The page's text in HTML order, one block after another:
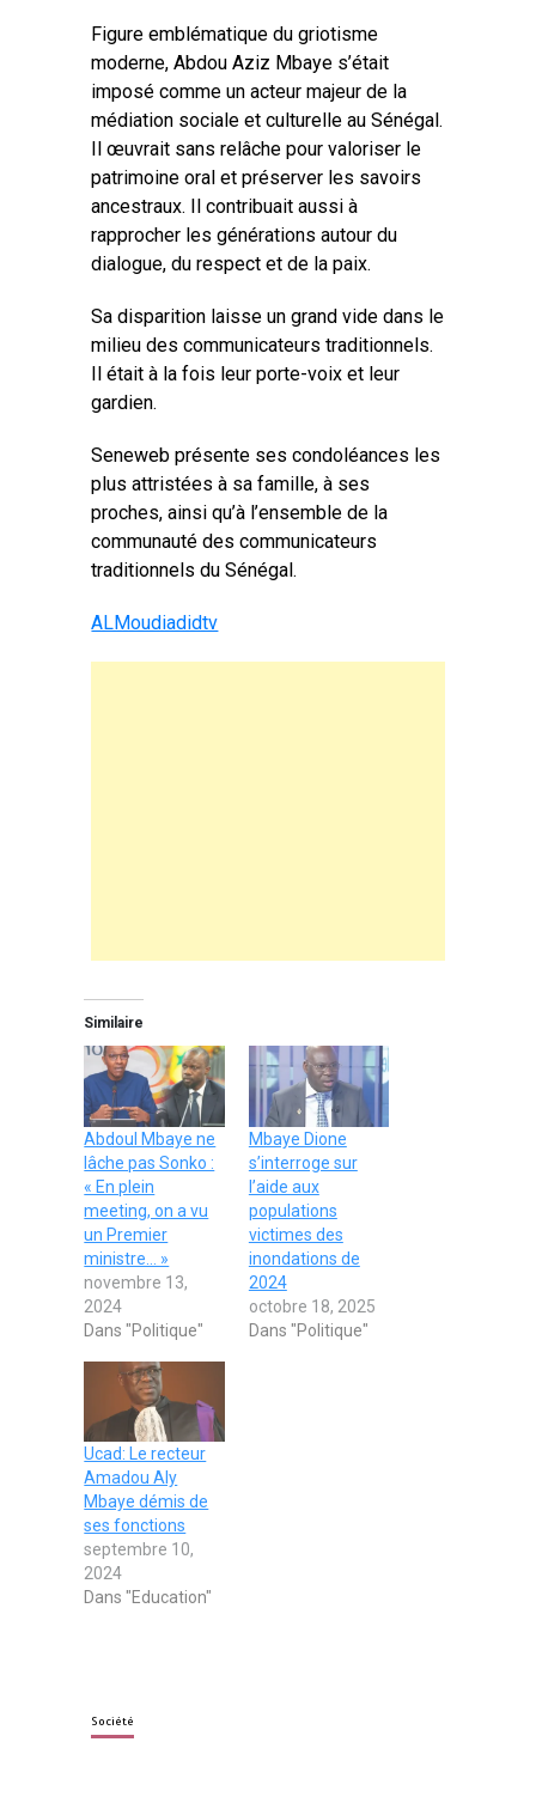
Figure emblématique du griotisme
moderne, Abdou Aziz Mbaye s’était
imposé comme un acteur majeur de la
médiation sociale et culturelle au Sénégal.
Il œuvrait sans relâche pour valoriser le
patrimoine oral et préserver les savoirs
ancestraux. Il contribuait aussi à
rapprocher les générations autour du
dialogue, du respect et de la paix.
Sa disparition laisse un grand vide dans le
milieu des communicateurs traditionnels.
Il était à la fois leur porte-voix et leur
gardien.
Seneweb présente ses condoléances les
plus attristées à sa famille, à ses
proches, ainsi qu’à l’ensemble de la
communauté des communicateurs
traditionnels du Sénégal.
ALMoudiadidtv
Similaire
Abdoul Mbaye ne
lâche pas Sonko :
« En plein
meeting, on a vu
un Premier
ministre… »
novembre 13,
2024
Dans "Politique"
Mbaye Dione
s’interroge sur
l’aide aux
populations
victimes des
inondations de
2024
octobre 18, 2025
Dans "Politique"
Ucad: Le recteur
Amadou Aly
Mbaye démis de
ses fonctions
septembre 10,
2024
Dans "Education"
Société